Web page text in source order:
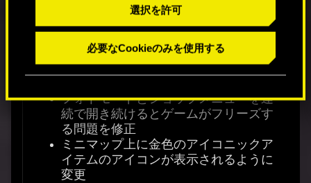
選択を許可
必要なCookieのみを使用する
器」の発動条件が正しい値を表示する
ように修正
正しいアイテムタイプが表示されるよ
うに修正
フォトモードとショップメニューを連
続で開き続けるとゲームがフリーズす
る問題を修正
ミニマップ上に金色のアイコニックア
イテムのアイコンが表示されるように
変更